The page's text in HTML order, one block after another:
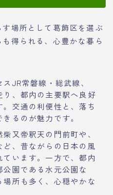
場所として葛飾区を選ぶ
得られる、心豊かな暮ら
JR常磐線・総武線、
り、都内の主要駅へ良好
交通の利便性と、落ち
るのが魅力です。
又帝釈天の門前町や、
、昔ながらの日本の風
います。一方で、都内
園である水元公園な
場所も多く、心穏やかな